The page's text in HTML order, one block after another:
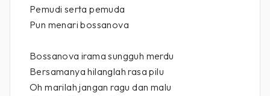
Pemudi serta pemuda
Pun menari bossanova
Bossanova irama sungguh merdu
Bersamanya hilanglah rasa pilu
Oh marilah jangan ragu dan malu